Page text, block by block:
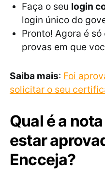
Faça o seu login
login único do
Pronto! Agora é
provas em que
Saiba mais: Foi
solicitar o seu
Qual é a
estar
Encceja?